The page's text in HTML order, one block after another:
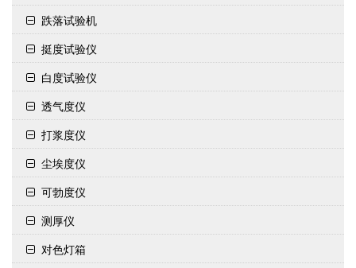
跌落试验机
挺度试验仪
白度试验仪
透气度仪
打浆度仪
尘埃度仪
可勃度仪
测厚仪
对色灯箱